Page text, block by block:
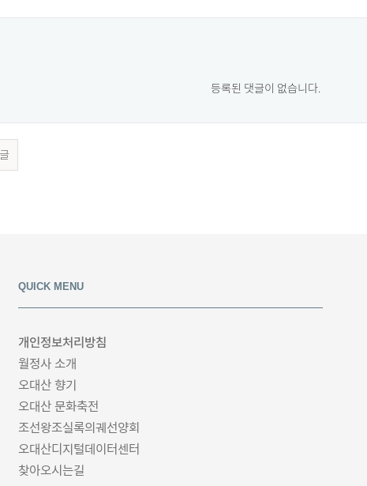
등록된 댓글이 없습니다.
QUICK MENU
개인정보처리방침
월정사 소개
오대산 향기
오대산 문화축전
조선왕조실록의궤선양회
오대산디지털데이터센터
찾아오시는길